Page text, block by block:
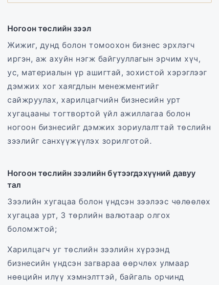
Ногоон төслийн зээл
Жижиг, дунд болон томоохон бизнес эрхлэгч
иргэн, аж ахуйн нэгж байгууллагын эрчим хүч,
ус, материалын үр ашигтай, зохистой хэрэглээг
дэмжих хог хаягдлын менежментийг
сайжруулах, харилцагчийн бизнесийн урт
хугацааны тогтвортой үйл ажиллагаа болон
ногоон бизнесийг дэмжих зориулалттай төслийн
зээлийг санхүүжүүлэх зорилготой.
Ногоон төслийн зээлийн бүтээгдэхүүний давуу
тал
Зээлийн хугацаа болон үндсэн зээлээс чөлөөлөх
хугацаа урт, 3 төрлийн валютаар олгох
боломжтой;
Харилцагч уг төслийн зээлийн хүрээнд
бизнесийн үндсэн загвараа өөрчлөх улмаар
нөөцийн илүү хэмнэлттэй, байгаль орчинд